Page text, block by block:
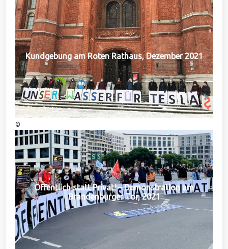
Kundgebung am Roten Rathaus, Dezember 2021
©
Öffentlich statt Privat! – Demonstration am
Brandenburger Tor, 2021